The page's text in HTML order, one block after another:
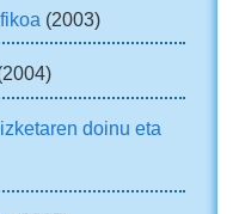
(2003)
doinu eta